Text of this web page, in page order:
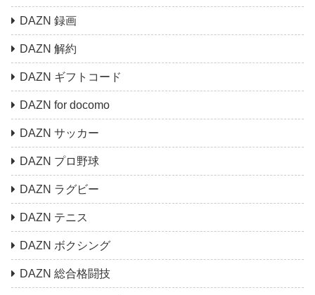
DAZN 録画
DAZN 解約
DAZN ギフトコード
DAZN for docomo
DAZN サッカー
DAZN プロ野球
DAZN ラグビー
DAZN テニス
DAZN ボクシング
DAZN 総合格闘技